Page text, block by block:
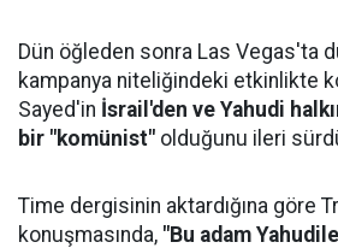
Dün öğleden sonra Las Vegas'ta
kampanya niteliğindeki etkinlikte
Sayed'in İsrail'den ve Yahudi
bir "komünist" olduğunu ileri
Time dergisinin aktardığına göre
konuşmasında, "Bu adam